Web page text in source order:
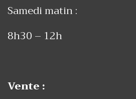
Samedi matin :
8h30 – 12h
Vente :